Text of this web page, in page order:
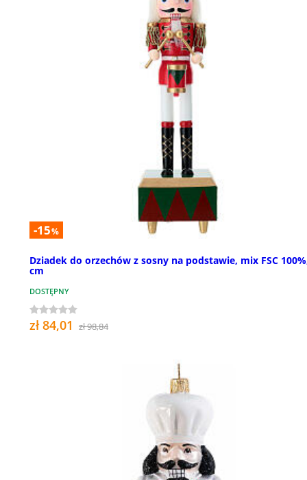
-15%
Dziadek do orzechów z sosny na podstawie, mix FSC
cm
DOSTĘPNY
zł 84,01 zł 98,84